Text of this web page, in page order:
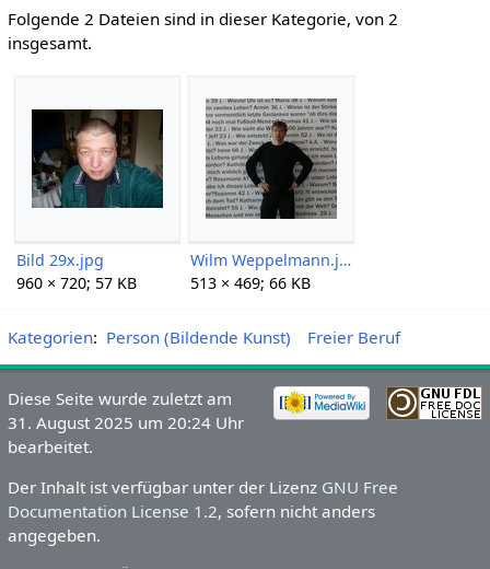
Folgende 2 Dateien sind in dieser Kategorie, von 2
insgesamt.
Bild 29x.jpg
960 × 720; 57 KB
Wilm Weppelmann.jpg
513 × 469; 66 KB
Kategorien: Person (Bildende Kunst) Freier Beruf
Diese Seite wurde zuletzt am
31. August 2025 um 20:24 Uhr
bearbeitet.
Der Inhalt ist verfügbar unter der Lizenz GNU Free
Documentation License 1.2, sofern nicht anders
angegeben.